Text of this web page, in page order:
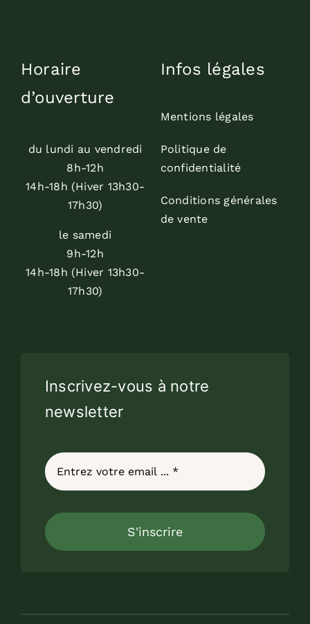
Horaire
d’ouverture
du lundi au vendredi
8h-12h
14h-18h (Hiver 13h30-
17h30)
le samedi
9h-12h
14h-18h (Hiver 13h30-
17h30)
Infos légales
Mentions légales
Politique de
confidentialité
Conditions générales
de vente
Inscrivez-vous à notre
newsletter
S'inscrire